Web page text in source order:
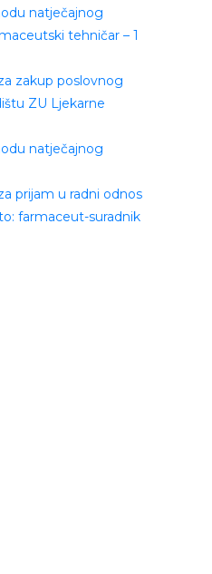
natječajnog
tehničar – 1
zakup poslovnog
ZU Ljekarne
natječajnog
prijam u radni odnos
farmaceut-suradnik